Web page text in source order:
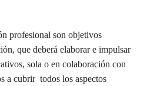
profesional son objetivos
que deberá elaborar e impulsar
sola o en colaboración con
a cubrir todos los aspectos